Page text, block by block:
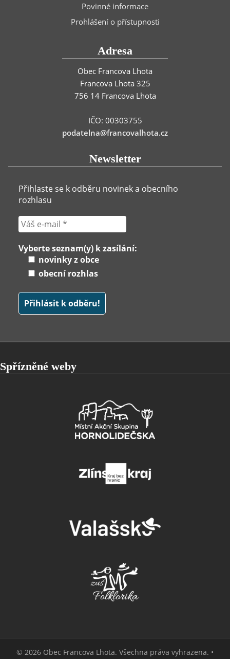
Povinné informace
Prohlášení o přístupnosti
Adresa
Obec Francova Lhota
Francova Lhota 325
756 14 Francova Lhota
IČO: 00303755
podatelna@francovalhota.cz
Newsletter
Přihlaste se k odběru novinek a obecního
rozhlasu
Vyberte seznam(y) k zasílání:
novinky z obce
obecní rozhlas
Spřízněné weby
© 2026 Obec Francova Lhota. Všechna práva vyhrazena. •